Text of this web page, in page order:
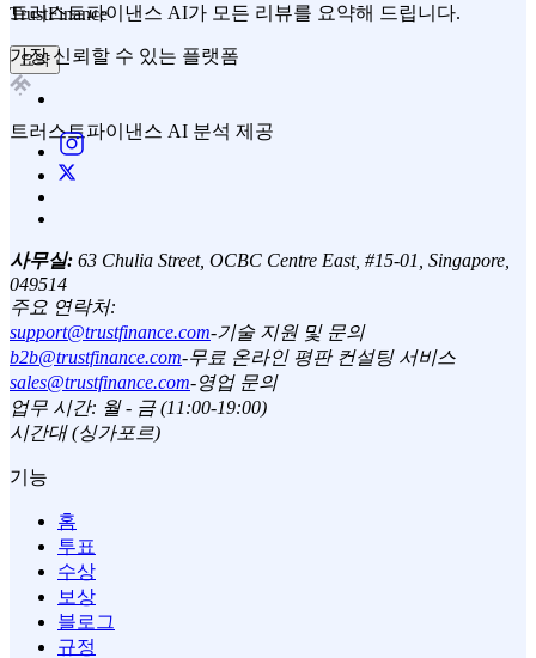
트러스트파이낸스 AI가 모든 리뷰를 요약해 드립니다.
요약
트러스트파이낸스 AI 분석 제공
TrustFinance
가장 신뢰할 수 있는 플랫폼
사무실: 63 Chulia Street, OCBC Centre East, #15-01, Singapore,
049514
주요 연락처:
support@trustfinance.com-기술 지원 및 문의
b2b@trustfinance.com-무료 온라인 평판 컨설팅 서비스
sales@trustfinance.com-영업 문의
업무 시간: 월 - 금 (11:00-19:00)
시간대 (싱가포르)
기능
홈
투표
수상
보상
블로그
규정